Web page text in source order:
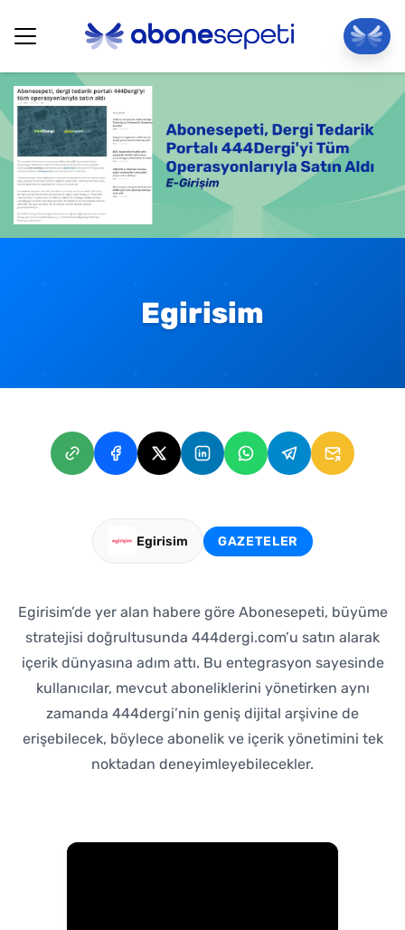
Egirisim
Egirisim GAZETELER
Egirisim’de yer alan habere göre Abonesepeti, büyüme
stratejisi doğrultusunda 444dergi.com’u satın alarak
içerik dünyasına adım attı. Bu entegrasyon sayesinde
kullanıcılar, mevcut aboneliklerini yönetirken aynı
zamanda 444dergi’nin geniş dijital arşivine de
erişebilecek, böylece abonelik ve içerik yönetimini tek
noktadan deneyimleyebilecekler.